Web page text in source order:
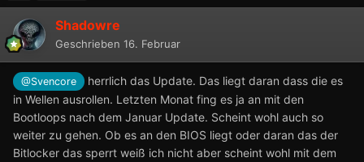
Shadowre
Geschrieben 16. Februar
@Svencore
herrlich das Update. Das liegt daran dass die es
in Wellen ausrollen. Letzten Monat fing es ja an mit den
Bootloops nach dem Januar Update. Scheint wohl auch so
weiter zu gehen. Ob es an den BIOS liegt oder daran das der
Bitlocker das sperrt weiß ich nicht aber scheint wohl mit dem